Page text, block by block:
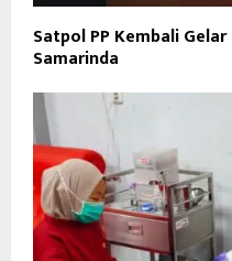
Satpol PP Kembali Gelar
Samarinda